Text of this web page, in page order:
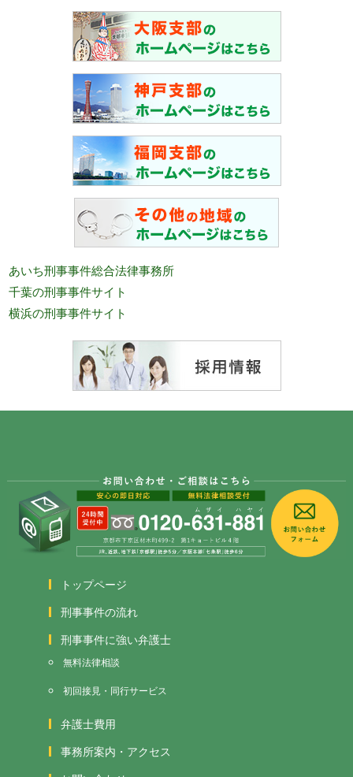
あいち刑事事件総合法律事務所
千葉の刑事事件サイト
横浜の刑事事件サイト
トップページ
刑事事件の流れ
刑事事件に強い弁護士
無料法律相談
初回接見・同行サービス
弁護士費用
事務所案内・アクセス